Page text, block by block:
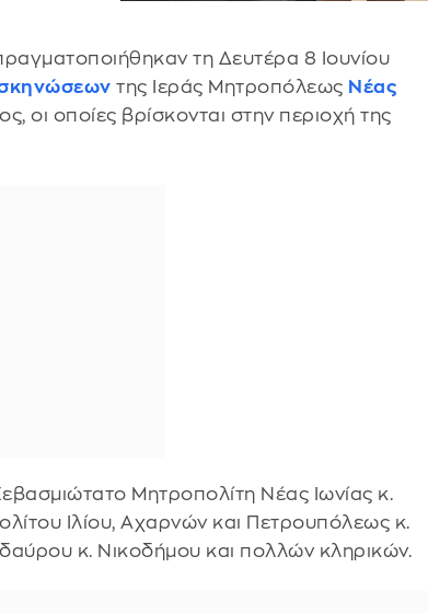
τη Δευτέρα 8 Ιουνίου
της Ιεράς Μητροπόλεως Νέας
οι οποίες βρίσκονται στην περιοχή της
Μητροπολίτη Νέας Ιωνίας κ.
Ιλίου, Αχαρνών και Πετρουπόλεως κ.
κ. Νικοδήμου και πολλών κληρικών.